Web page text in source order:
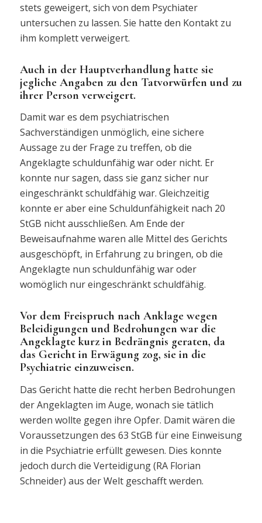
stets geweigert, sich von dem Psychiater
untersuchen zu lassen. Sie hatte den Kontakt zu
ihm komplett verweigert.
Auch in der Hauptverhandlung hatte sie
jegliche Angaben zu den Tatvorwürfen und zu
ihrer Person verweigert.
Damit war es dem psychiatrischen
Sachverständigen unmöglich, eine sichere
Aussage zu der Frage zu treffen, ob die
Angeklagte schuldunfähig war oder nicht. Er
konnte nur sagen, dass sie ganz sicher nur
eingeschränkt schuldfähig war. Gleichzeitig
konnte er aber eine Schuldunfähigkeit nach 20
StGB nicht ausschließen. Am Ende der
Beweisaufnahme waren alle Mittel des Gerichts
ausgeschöpft, in Erfahrung zu bringen, ob die
Angeklagte nun schuldunfähig war oder
womöglich nur eingeschränkt schuldfähig.
Vor dem Freispruch nach Anklage wegen
Beleidigungen und Bedrohungen war die
Angeklagte kurz in Bedrängnis geraten, da
das Gericht in Erwägung zog, sie in die
Psychiatrie einzuweisen.
Das Gericht hatte die recht herben Bedrohungen
der Angeklagten im Auge, wonach sie tätlich
werden wollte gegen ihre Opfer. Damit wären die
Voraussetzungen des 63 StGB für eine Einweisung
in die Psychiatrie erfüllt gewesen. Dies konnte
jedoch durch die Verteidigung (RA Florian
Schneider) aus der Welt geschafft werden.